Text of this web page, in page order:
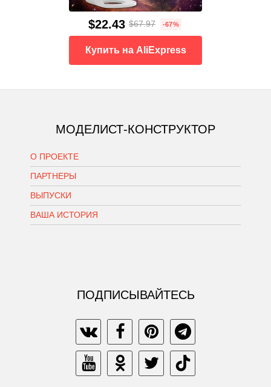
$22.43 $67.97 -67%
Купить на AliExpress
МОДЕЛИСТ-КОНСТРУКТОР
О ПРОЕКТЕ
ПАРТНЕРЫ
ВЫПУСКИ
ВАША ИСТОРИЯ
ПОДПИСЫВАЙТЕСЬ